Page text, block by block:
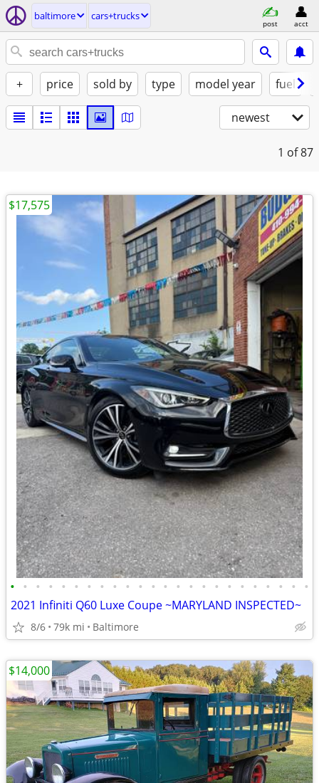
baltimore cars+trucks
post acct
+ price sold by type model year fuel
newest
1 of 87
• • • • • • • • • • • • • • • • • • • • • • • •
2021 Infiniti Q60 Luxe Coupe ~MARYLAND INSPECTED~
8/6 79k mi Baltimore
$17,575
$14,000